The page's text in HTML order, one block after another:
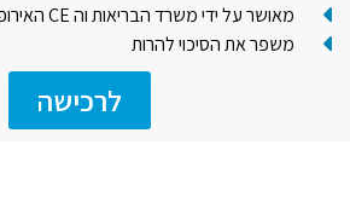
מאושר על ידי משרד הבריאות וה CE האירופאי
משפר את הסיכוי להרות
לרכישה